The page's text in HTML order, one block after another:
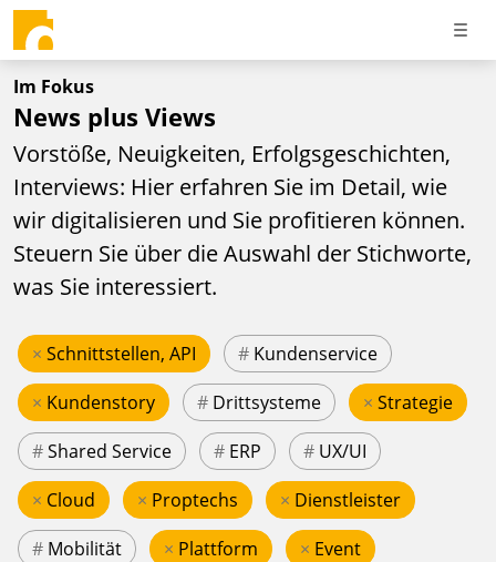
Im Fokus
News plus Views
Vorstöße, Neuigkeiten, Erfolgsgeschichten,
Interviews: Hier erfahren Sie im Detail, wie
wir digitalisieren und Sie profitieren können.
Steuern Sie über die Auswahl der Stichworte,
was Sie interessiert.
× Schnittstellen, API # Kundenservice
× Kundenstory # Drittsysteme × Strategie
#Shared Service # ERP # UX/UI
× Cloud × Proptechs × Dienstleister
# Mobilität × Plattform × Event